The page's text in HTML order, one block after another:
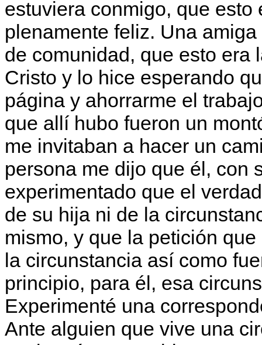
estuviera conmigo, que
plenamente feliz. Una
de comunidad, que esto era
Cristo y lo hice esperando
página y ahorrarme el
que allí hubo fueron un
me invitaban a hacer un
persona me dijo que él, con
experimentado que el
de su hija ni de la
mismo, y que la petición
la circunstancia así como
principio, para él, esa
Experimenté una
Ante alguien que vive una